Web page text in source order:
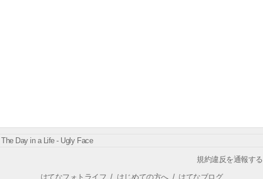
The Day in a Life - Ugly Face
規約違反を通報する
はてなフォトライフ / はじめての方へ/ はてなブログ